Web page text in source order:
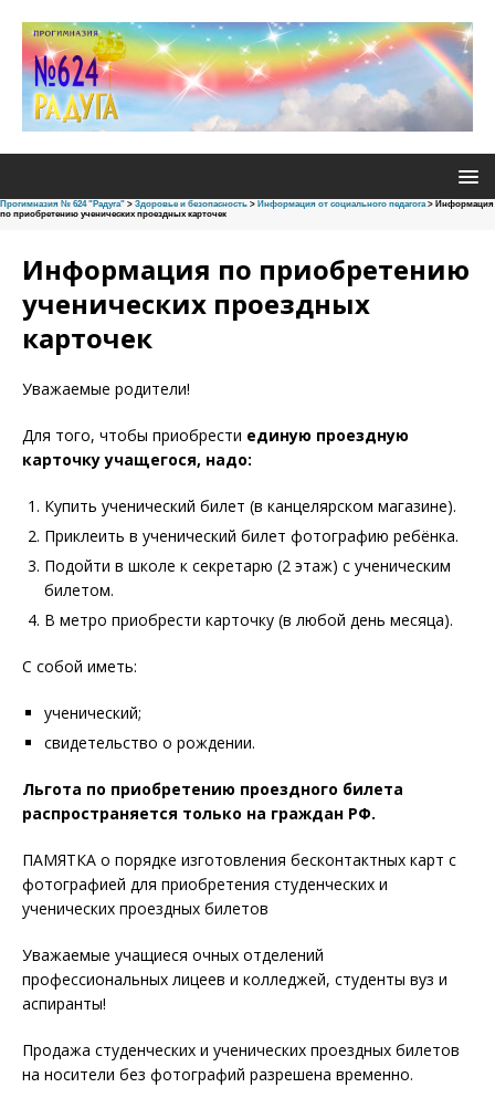
Прогимназия № 624 "Радуга" > Здоровье и безопасность > Информация от социального педагога> Информация
по приобретению ученических проездных карточек
Информация по приобретению
ученических проездных
карточек
Уважаемые родители!
Для того, чтобы приобрести единую проездную
карточку учащегося, надо:
Купить ученический билет (в канцелярском магазине).
Приклеить в ученический билет фотографию ребёнка.
Подойти в школе к секретарю (2 этаж) с ученическим
билетом.
В метро приобрести карточку (в любой день месяца).
С собой иметь:
ученический;
свидетельство о рождении.
Льгота по приобретению проездного билета
распространяется только на граждан РФ.
ПАМЯТКА о порядке изготовления бесконтактных карт с
фотографией для приобретения студенческих и
ученических проездных билетов
Уважаемые учащиеся очных отделений
профессиональных лицеев и колледжей, студенты вуз и
аспиранты!
Продажа студенческих и ученических проездных билетов
на носители без фотографий разрешена временно.